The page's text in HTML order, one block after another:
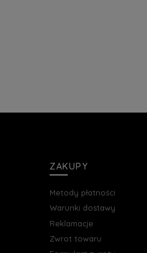
ZAKUPY
Metody płatności
Warunki dostawy
Reklamacje
Zwrot towaru